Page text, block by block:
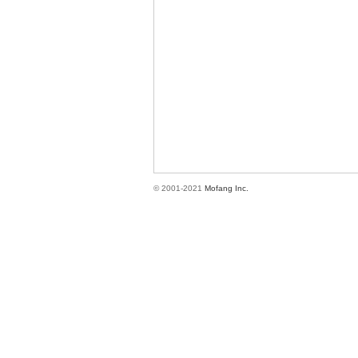
© 2001-2021 Mofang Inc.